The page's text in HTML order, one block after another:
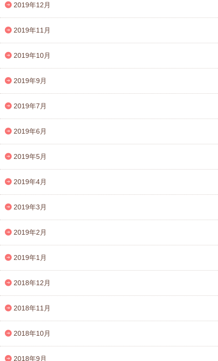
2019年12月
2019年11月
2019年10月
2019年9月
2019年7月
2019年6月
2019年5月
2019年4月
2019年3月
2019年2月
2019年1月
2018年12月
2018年11月
2018年10月
2018年9月